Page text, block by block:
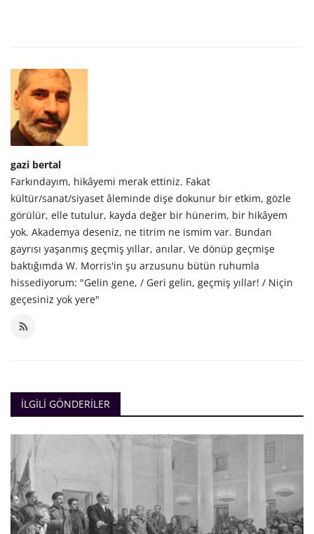
gazi bertal
Farkındayım, hikâyemi merak ettiniz. Fakat
kültür/sanat/siyaset âleminde dişe dokunur bir etkim, gözle
görülür, elle tutulur, kayda değer bir hünerim, bir hikâyem
yok. Akademya deseniz, ne titrim ne ismim var. Bundan
gayrısı yaşanmış geçmiş yıllar, anılar. Ve dönüp geçmişe
baktığımda W. Morris'in şu arzusunu bütün ruhumla
hissediyorum: "Gelin gene, / Geri gelin, geçmiş yıllar! / Niçin
geçesiniz yok yere"
İLGILI GÖNDERILER